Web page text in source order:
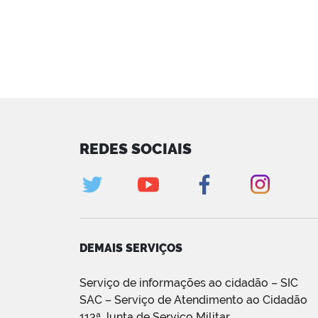
REDES SOCIAIS
DEMAIS SERVIÇOS
Serviço de informações ao cidadão – SIC
SAC – Serviço de Atendimento ao Cidadão